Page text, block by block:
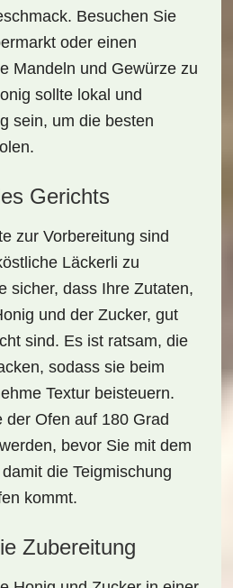
Besuchen Sie
oder einen
Mandeln und Gewürze zu
sollte lokal und
sein, um die besten
Gerichts
zur Vorbereitung sind
Läckerli zu
sicher, dass Ihre Zutaten,
und der Zucker, gut
sind. Es ist ratsam, die
sodass sie beim
Textur beisteuern.
der Ofen auf 180 Grad
bevor Sie mit dem
die Teigmischung
kommt.
Zubereitung